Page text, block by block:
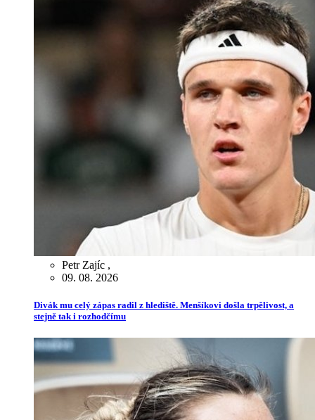
Petr Zajíc ,
09. 08. 2026
Divák mu celý zápas radil z hlediště. Menšíkovi došla trpělivost, a
stejně tak i rozhodčímu